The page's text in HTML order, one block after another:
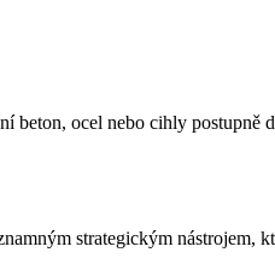
ocel nebo cihly
strategickým